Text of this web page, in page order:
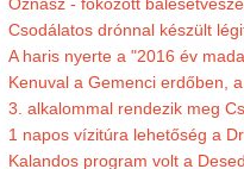
Csodálatos drónnal készült
A haris nyerte a "2016 év
Kenuval a Gemenci erdőben,
3. alkalommal rendezik meg
1 napos vízitúra lehetőség a
Kalandos program volt a